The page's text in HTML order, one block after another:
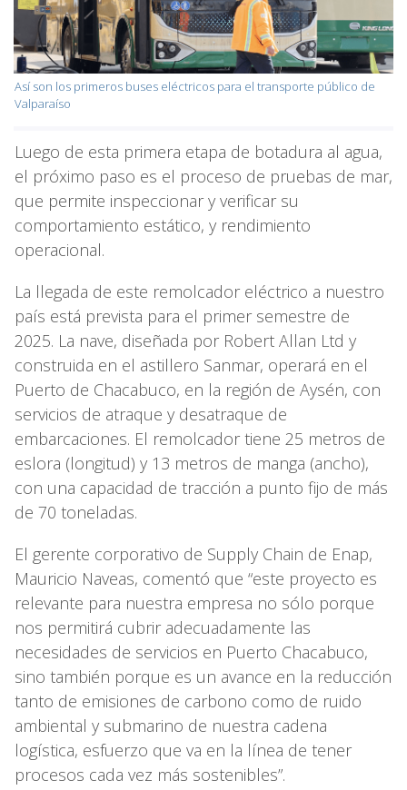
Así son los primeros buses eléctricos para el transporte público de
Valparaíso
Luego de esta primera etapa de botadura al agua,
el próximo paso es el proceso de pruebas de mar,
que permite inspeccionar y verificar su
comportamiento estático, y rendimiento
operacional.
La llegada de este remolcador eléctrico a nuestro
país está prevista para el primer semestre de
2025. La nave, diseñada por Robert Allan Ltd y
construida en el astillero Sanmar, operará en el
Puerto de Chacabuco, en la región de Aysén, con
servicios de atraque y desatraque de
embarcaciones. El remolcador tiene 25 metros de
eslora (longitud) y 13 metros de manga (ancho),
con una capacidad de tracción a punto fijo de más
de 70 toneladas.
El gerente corporativo de Supply Chain de Enap,
Mauricio Naveas, comentó que “este proyecto es
relevante para nuestra empresa no sólo porque
nos permitirá cubrir adecuadamente las
necesidades de servicios en Puerto Chacabuco,
sino también porque es un avance en la reducción
tanto de emisiones de carbono como de ruido
ambiental y submarino de nuestra cadena
logística, esfuerzo que va en la línea de tener
procesos cada vez más sostenibles”.